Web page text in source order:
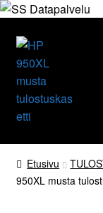
Siirry
navigointiin
Siirry
sisältöön
Etusivu
Tuotteet
Etusivu
950XL musta